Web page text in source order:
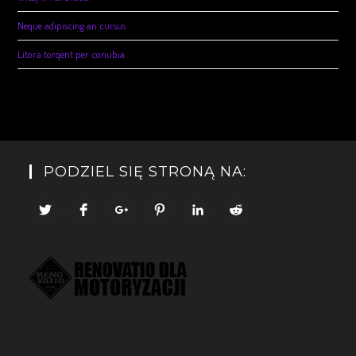
Neque adipiscing an cursus
Litora torqent per conubia
PODZIEL SIĘ STRONĄ NA: